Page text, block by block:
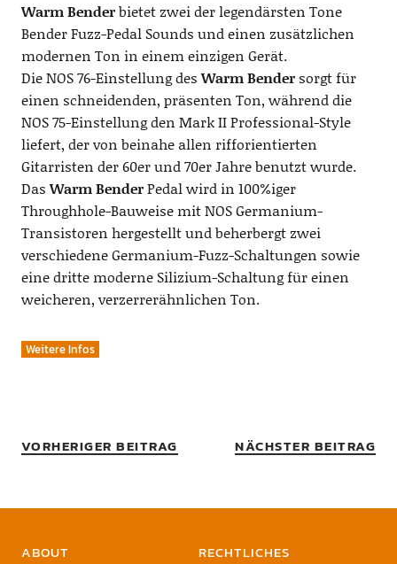
Warm Benderbietet zwei der legendärsten Tone
Bender Fuzz-Pedal Sounds und einen zusätzlichen
modernen Ton in einem einzigen Gerät.
Die NOS 76-Einstellung desWarm Bendersorgt für
einen schneidenden, präsenten Ton, während die
NOS 75-Einstellung den Mark II Professional-Style
liefert, der von beinahe allen rifforientierten
Gitarristen der 60er und 70er Jahre benutzt wurde.
DasWarm BenderPedal wird in 100%iger
Throughhole-Bauweise mit NOS Germanium-
Transistoren hergestellt und beherbergt zwei
verschiedene Germanium-Fuzz-Schaltungen sowie
eine dritte moderne Silizium-Schaltung für einen
weicheren, verzerrerähnlichen Ton.
Weitere Infos
VORHERIGER BEITRAG NÄCHSTER BEITRAG
ABOUT RECHTLICHES